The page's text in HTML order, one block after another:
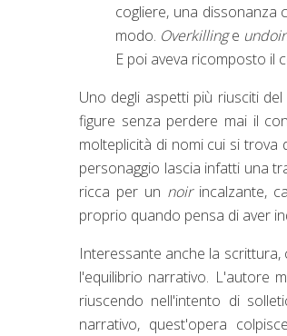
cogliere, una dissonanza
modo. Overkillinge
E poi aveva ricomposto il
Uno degli aspetti più riusciti
figure senza perdere mai il
molteplicità di nomi cui si
personaggio lascia infatti una
ricca per un noirincalzante,
proprio quando pensa di aver
Interessante anche la
l'equilibrio narrativo. L'autore
riuscendo nell'intento di
narrativo, quest'opera